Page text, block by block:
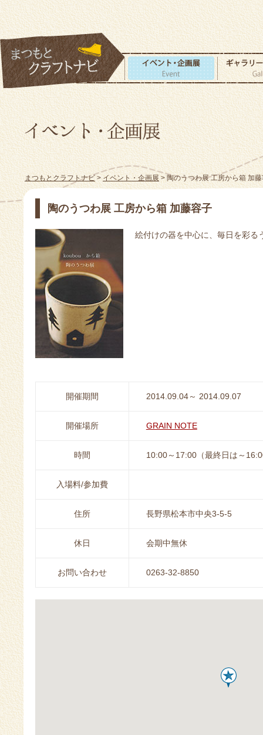
まつもとクラフトナビ>イベント・企画展> 陶のうつわ展 工房から箱 加
陶のうつわ展 工房から箱 加藤容子
絵付けの器を中心に、毎日を彩る
開催期間 2014.09.04～ 2014.09.07
開催場所 GRAIN NOTE
時間 10:00～17:00（最終日は～
入場料/参加費
住所 長野県松本市中央3-5-5
休日 会期中無休
お問い合わせ 0263-32-8850